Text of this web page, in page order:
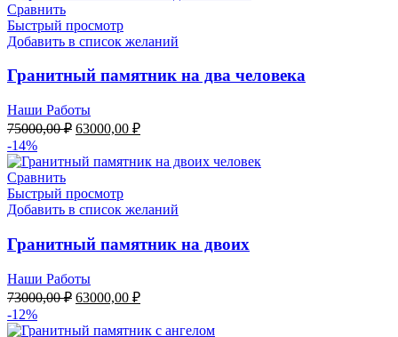
Сравнить
Быстрый просмотр
Добавить в список желаний
Гранитный памятник на два человека
Наши Работы
75000,00₽ Первоначальная
составляла
63000,00 ₽Текущая
63000,00 ₽.
-14%
Сравнить
Быстрый просмотр
Добавить в список желаний
Гранитный памятник на двоих
Наши Работы
73000,00₽ Первоначальная
составляла
63000,00 ₽Текущая
63000,00 ₽.
-12%